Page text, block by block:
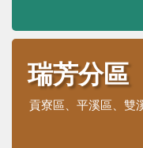
瑞芳分區
貢寮區、平溪區、雙